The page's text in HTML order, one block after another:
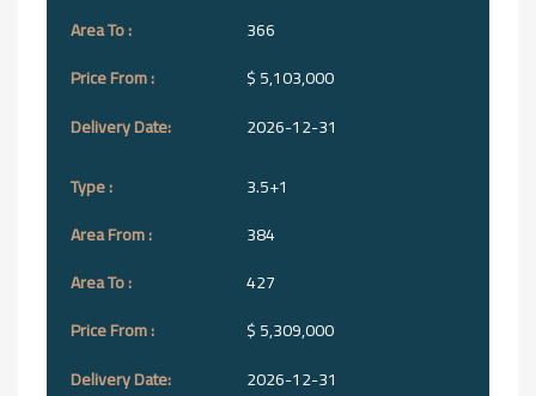
366
$ 5,103,000
2026-12-31
3.5+1
384
427
$ 5,309,000
2026-12-31